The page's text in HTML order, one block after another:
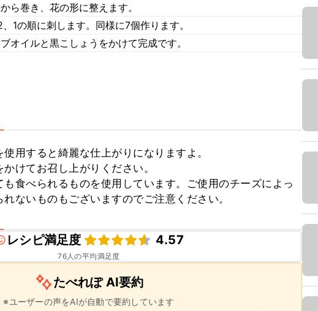
ら巻き、花の形に整えます。
1の順に刺します。同様に7個作ります。
オイルと黒こしょうをかけて完成です。
用すると綺麗な仕上がりになりますよ。
けてお召し上がりください。
食べられるものを使用しています。ご使用のチーズによっ
ないものもございますのでご注意ください。
レシピ満足度
4.57
76人の平均満足度
たべれぽ AI要約
※ユーザーの声をAIが自動で要約しています